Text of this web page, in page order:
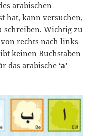
arabischen
hat, kann versuchen,
schreiben. Wichtig zu
rechts nach links
keinen Buchstaben
das arabische‘a’